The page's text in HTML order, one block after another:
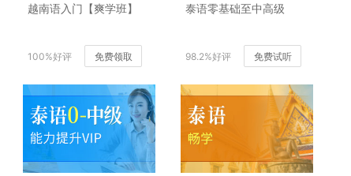
越南语入门【爽学班】
100%好评 免费领取
泰语零基础至中高级
98.2%好评 免费试听